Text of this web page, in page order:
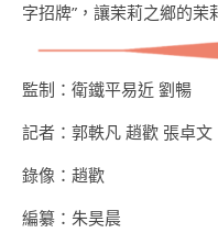
字招牌”，讓茉莉之鄉的茉
監制：衛鐵平易近 劉暢
記者：郭軼凡 趙歡 張卓文
錄像：趙歡
編纂：朱昊晨